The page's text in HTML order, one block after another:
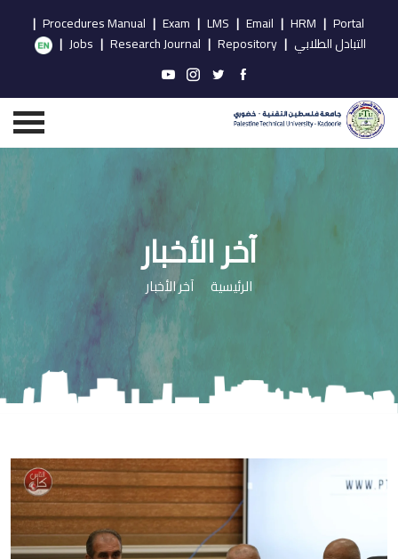
Portal
|
HRM
|
Email
|
LMS
|
Exam
|
Procedures Manual
|
التبادل الطلابي |
Repository
|
Research Journal
|
Jobs
|
آخر الأخبار
الرئيسية آخر الأخبار